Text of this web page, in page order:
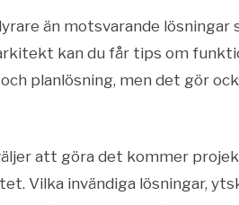
än motsvarande lösningar
kan du får tips om
planlösning, men det gör
att göra det kommer
Vilka invändiga lösningar,